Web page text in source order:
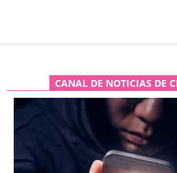
CANAL DE NOTICIAS DE